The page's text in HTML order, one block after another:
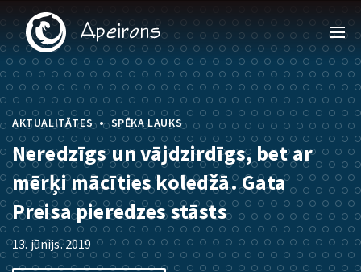
AKTUALITĀTES • SPĒKA LAUKS
Neredzīgs un vājdzirdīgs, bet ar
mērķi mācīties koledžā. Gata
Preisa pieredzes stāsts
13. jūnijs. 2019